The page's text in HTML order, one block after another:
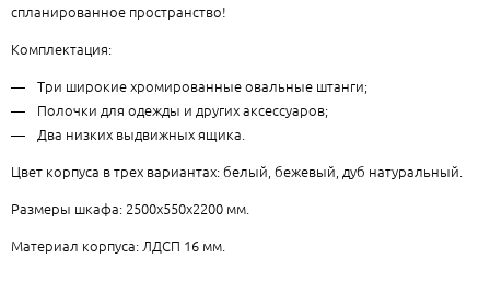
спланированное пространство!
Комплектация:
Три широкие хромированные овальные штанги;
Полочки для одежды и других аксессуаров;
Два низких выдвижных ящика.
Цвет корпуса в трех вариантах: белый, бежевый, дуб натуральный.
Размеры шкафа: 2500x550x2200 мм.
Материал корпуса: ЛДСП 16 мм.